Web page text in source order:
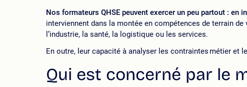
Nos formateurs QHSE peuvent exercer un peu partout : en
interviennent dans la montée en compétences de terrain
l’industrie, la santé, la logistique ou les services.
En outre, leur capacité à analyser les contraintes métier et
Qui est concerné par le